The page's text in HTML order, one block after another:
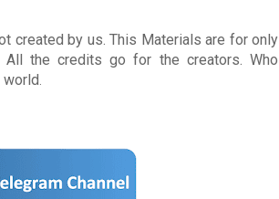
created by us. This Materials are for only
All the credits go for the creators. Who
world